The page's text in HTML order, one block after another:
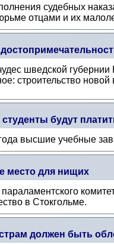
судебных
отцами и их
шведской
строительство
будут
высшие учебные
место для нищих
в Стокгольме.
должен быть